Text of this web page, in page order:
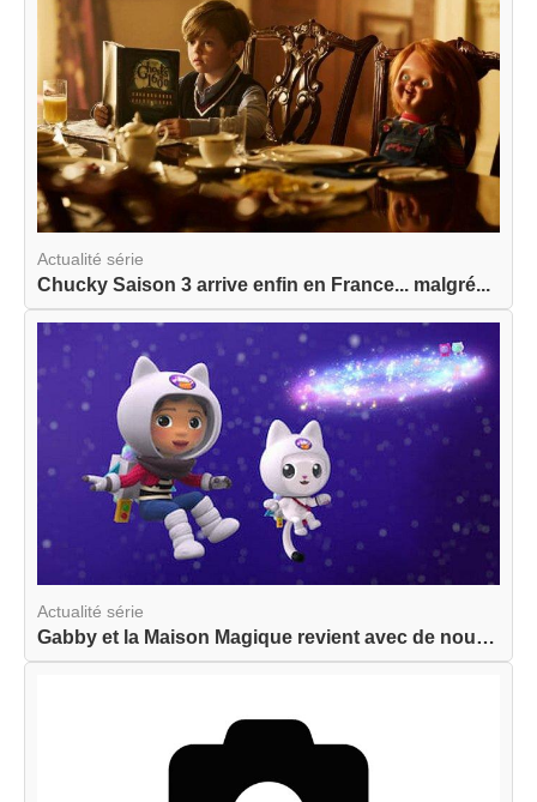
Actualité série
Chucky Saison 3 arrive enfin en France... malgré...
Actualité série
Gabby et la Maison Magique revient avec de nouve...